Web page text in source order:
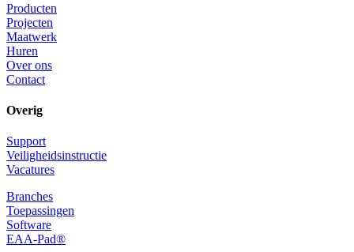
Producten
Projecten
Maatwerk
Huren
Over ons
Contact
Overig
Support
Veiligheidsinstructie
Vacatures
Branches
Toepassingen
Software
EAA-Pad®